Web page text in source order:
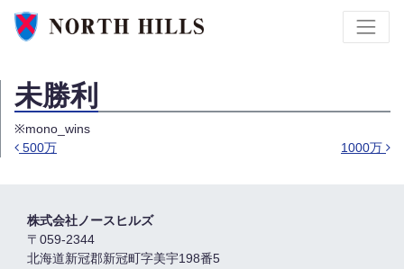
未勝利
※mono_wins
500万 1000万
株式会社ノースヒルズ
〒059-2344
北海道新冠郡新冠町字美宇198番5